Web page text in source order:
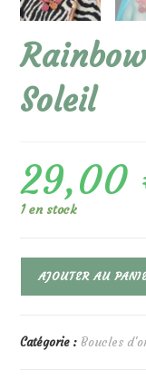
Soleil
29,00
1 en stock
De
AJOUTER AU
Catégorie : Boucles